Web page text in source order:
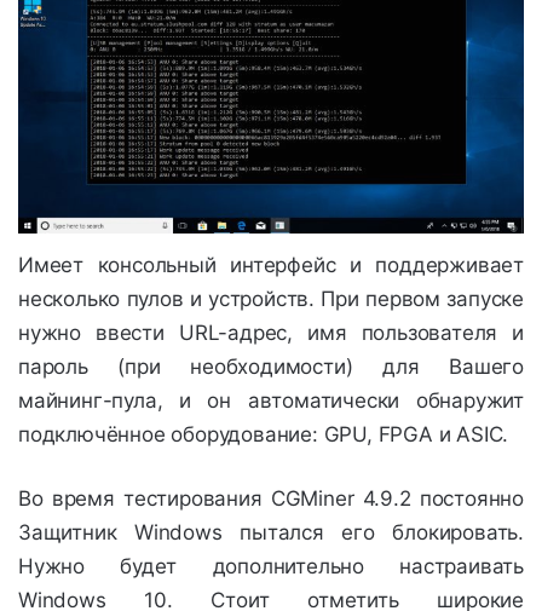
Имеет консольный интерфейс и поддерживает
несколько пулов и устройств. При первом запуске
нужно ввести URL-адрес, имя пользователя и
пароль (при необходимости) для Вашего
майнинг-пула, и он автоматически обнаружит
подключённое оборудование: GPU, FPGA и ASIC.
Во время тестирования CGMiner 4.9.2 постоянно
Защитник Windows пытался его блокировать.
Нужно будет дополнительно настраивать
Windows 10. Стоит отметить широкие